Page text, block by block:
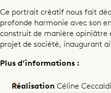
Partager ce programme
Ce portrait créatif nous fait
profonde harmonie avec son
construit de manière
projet de société, inaugurant
Plus d’informations :
Réalisation Céline Ceccaldi